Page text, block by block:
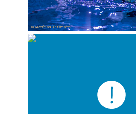
© Matthias Ritzmann